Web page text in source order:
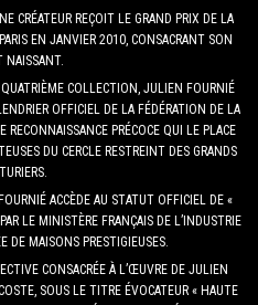
CRÉATEUR REÇOIT LE GRAND PRIX DE LA
EN JANVIER 2010, CONSACRANT SON
NAISSANT.
COLLECTION, JULIEN FOURNIÉ
OFFICIEL DE LA FÉDÉRATION DE LA
PRÉCOCE QUI LE PLACE
DU CERCLE RESTREINT DES GRANDS
ACCÈDE AU STATUT OFFICIEL DE «
LE MINISTÈRE FRANÇAIS DE L’INDUSTRIE
DE MAISONS PRESTIGIEUSES.
CONSACRÉE À L’ŒUVRE DE JULIEN
SOUS LE TITRE ÉVOCATEUR « HAUTE